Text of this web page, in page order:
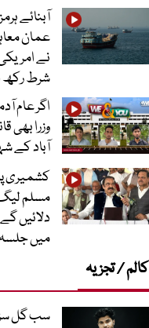
آبنائے
عمان
نے
شرط
اگر عام
وزرا بھی
آباد کے
کشمیری
مسلم
دلائیں
میں
کالم / تجزیہ
سب گل